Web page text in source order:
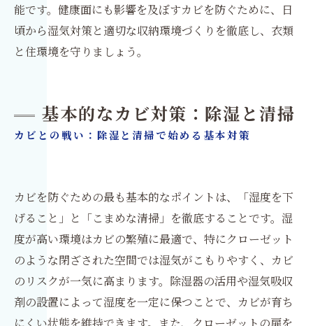
能です。健康面にも影響を及ぼすカビを防ぐために、日
頃から湿気対策と適切な収納環境づくりを徹底し、衣類
と住環境を守りましょう。
基本的なカビ対策：除湿と清掃
カビとの戦い：除湿と清掃で始める基本対策
カビを防ぐための最も基本的なポイントは、「湿度を下
げること」と「こまめな清掃」を徹底することです。湿
度が高い環境はカビの繁殖に最適で、特にクローゼット
のような閉ざされた空間では湿気がこもりやすく、カビ
のリスクが一気に高まります。除湿器の活用や湿気吸収
剤の設置によって湿度を一定に保つことで、カビが育ち
にくい状態を維持できます。また、クローゼットの扉を